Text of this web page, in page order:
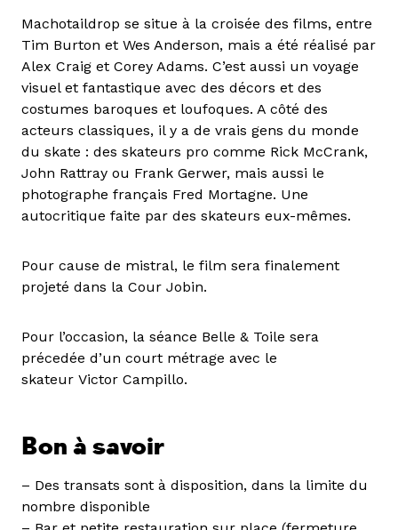
Machotaildrop se situe à la croisée des films, entre
Tim Burton et Wes Anderson, mais a été réalisé par
Alex Craig et Corey Adams. C’est aussi un voyage
visuel et fantastique avec des décors et des
costumes baroques et loufoques. A côté des
acteurs classiques, il y a de vrais gens du monde
du skate : des skateurs pro comme Rick McCrank,
John Rattray ou Frank Gerwer, mais aussi le
photographe français Fred Mortagne. Une
autocritique faite par des skateurs eux-mêmes.
Pour cause de mistral, le film sera finalement
projeté dans la Cour Jobin.
Pour l’occasion, la séance Belle & Toile sera
précedée d’un court métrage avec le
skateur Victor Campillo.
Bon à savoir
– Des transats sont à disposition, dans la limite du
nombre disponible